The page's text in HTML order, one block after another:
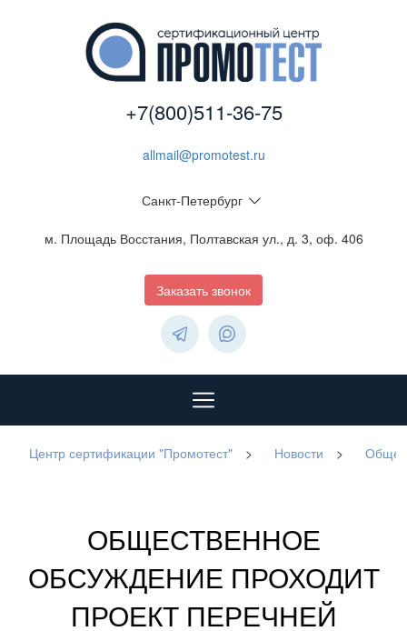
+7(800)511-36-75
allmail@promotest.ru
Санкт-Петербург
м. Площадь Восстания, Полтавская ул., д. 3, оф. 406
Заказать звонок
Центр сертификации "Промотест" > Новости >
ОБЩЕСТВЕННОЕ
ОБСУЖДЕНИЕ ПРОХОДИТ
ПРОЕКТ ПЕРЕЧНЕЙ